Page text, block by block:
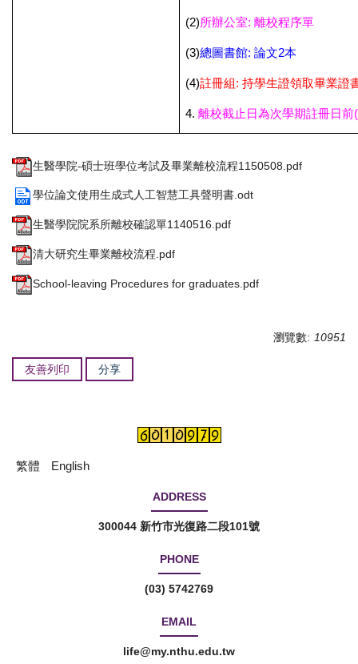
(2)所辦公室: 離校程序單
(3)總圖書館: 論文2本
(4)註冊組: 持學生證領取畢業證
4. 離校截止日為次學期註冊日
生醫學院-碩士班學位考試及畢業離校流程1150508.pdf
學位論文使用生成式人工智慧工具聲明書.odt
生醫學院院系所離校確認單1140516.pdf
清大研究生畢業離校流程.pdf
School-leaving Procedures for graduates.pdf
瀏覽數: 10951
友善列印 分享
繁體 English
ADDRESS
300044 新竹市光復路二段101號
PHONE
(03) 5742769
EMAIL
life@my.nthu.edu.tw